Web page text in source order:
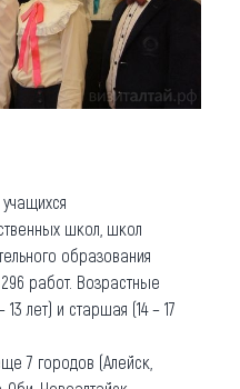
школ, школ
образования
работ. Возрастные
лет) и старшая (14 – 17
7 городов (Алейск,